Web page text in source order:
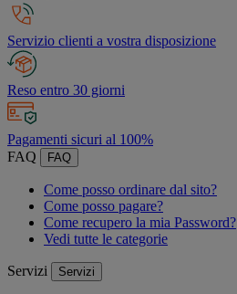
Servizio clienti a vostra disposizione
Reso entro 30 giorni
Pagamenti sicuri al 100%
FAQ
FAQ
Come posso ordinare dal sito?
Come posso pagare?
Come recupero la mia Password?
Vedi tutte le categorie
Servizi Servizi